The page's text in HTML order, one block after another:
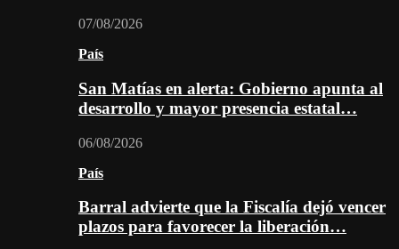
07/08/2026
País
San Matías en alerta: Gobierno apunta al
desarrollo y mayor presencia estatal…
06/08/2026
País
Barral advierte que la Fiscalía dejó vencer
plazos para favorecer la liberación…